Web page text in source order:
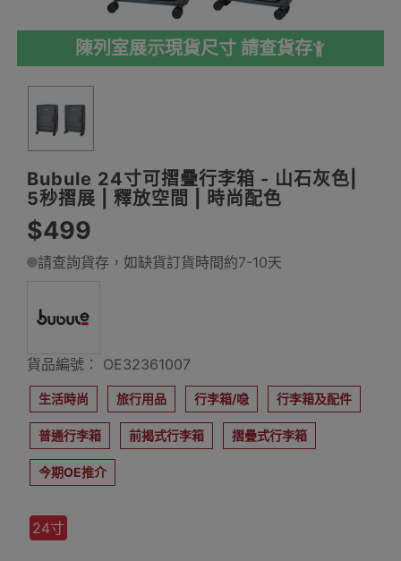
陳列室展示現貨尺寸 請查貨存
Bubule 24寸可摺疊行李箱 - 山石灰色|
5秒摺展 | 釋放空間 | 時尚配色
$499
請查詢貨存，如缺貨訂貨時間約7-10天
貨品編號： OE32361007
生活時尚 旅行用品 行李箱/喼 行李箱及配件
普通行李箱 前揭式行李箱 摺疊式行李箱
今期OE推介
24寸